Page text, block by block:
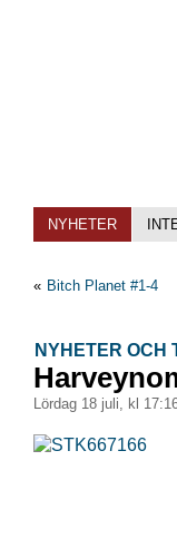
NYHETER
« Bitch Planet #1-4
NYHETER OCH
lördag 18 juli, kl